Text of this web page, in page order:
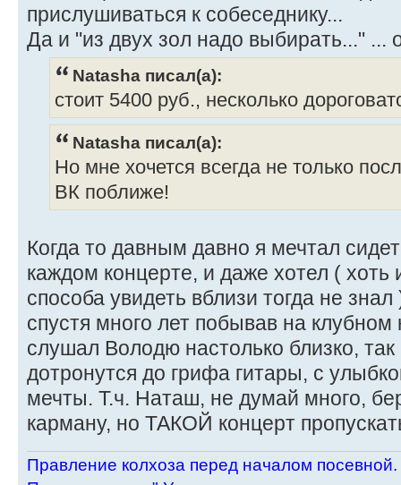
прислушиваться к собеседнику...
Да и "из двух зол надо выбирать..." ...
Natasha писал(а):
стоит 5400 руб., несколько
Natasha писал(а):
Но мне хочется всегда не только
ВК поближе!
Когда то давным давно я мечтал
каждом концерте, и даже хотел ( хоть
способа увидеть вблизи тогда не
спустя много лет побывав на клубном
слушал Володю настолько близко,
дотронутся до грифа гитары, с
мечты. Т.ч. Наташ, не думай много,
карману, но ТАКОЙ концерт
Пpавление колхоза пеpед началом посевной.